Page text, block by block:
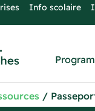
Info scolaire
/